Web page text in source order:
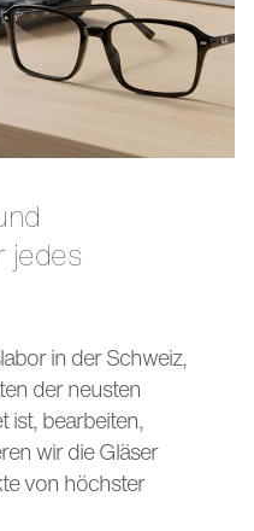
jedes
in der Schweiz,
der neusten
ist, bearbeiten,
wir die Gläser
von höchster